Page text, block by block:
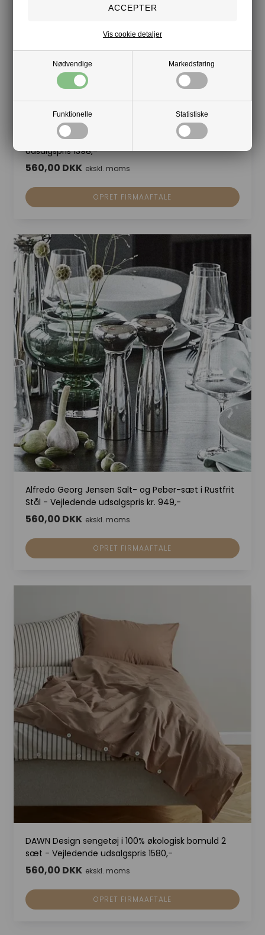
Nødvendige Markedsføring
Funktionelle Statistiske
Vis cookie detaljer
2 stk. Kreafunk Arc Trådløs Solcellelampe. Vejl.
Udsalgspris 1398,-
560,00 DKK ekskl. moms
OPRET FIRMAAFTALE
Alfredo Georg Jensen Salt- og Peber-sæt i Rustfrit
Stål - Vejledende udsalgspris kr. 949,-
560,00 DKK ekskl. moms
OPRET FIRMAAFTALE
DAWN Design sengetøj i 100% økologisk bomuld 2
sæt - Vejledende udsalgspris 1580,-
560,00 DKK ekskl. moms
OPRET FIRMAAFTALE